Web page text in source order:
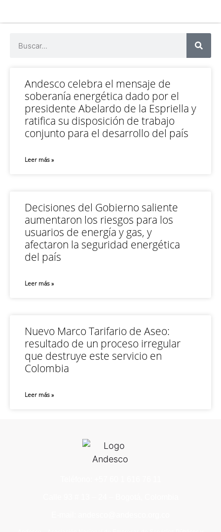
Andesco celebra el mensaje de
soberanía energética dado por el
presidente Abelardo de la Espriella y
ratifica su disposición de trabajo
conjunto para el desarrollo del país
Leer más »
Decisiones del Gobierno saliente
aumentaron los riesgos para los
usuarios de energía y gas, y
afectaron la seguridad energética
del país
Leer más »
Nuevo Marco Tarifario de Aseo:
resultado de un proceso irregular
que destruye este servicio en
Colombia
Leer más »